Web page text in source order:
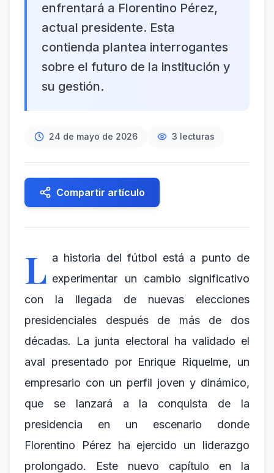
enfrentará a Florentino Pérez,
actual presidente. Esta
contienda plantea interrogantes
sobre el futuro de la institución y
su gestión.
24 de mayo de 2026 3 lecturas
Compartir artículo
L a historia del fútbol está a punto de
experimentar un cambio significativo
con la llegada de nuevas elecciones
presidenciales después de más de dos
décadas. La junta electoral ha validado el
aval presentado por Enrique Riquelme, un
empresario con un perfil joven y dinámico,
que se lanzará a la conquista de la
presidencia en un escenario donde
Florentino Pérez ha ejercido un liderazgo
prolongado. Este nuevo capítulo en la